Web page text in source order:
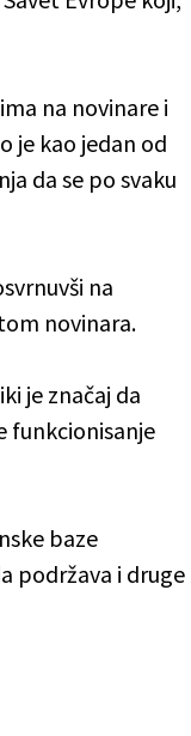
na novinare i
je kao jedan od
da se po svaku
na
novinara.
je značaj da
funkcionisanje
baze
podržava i druge